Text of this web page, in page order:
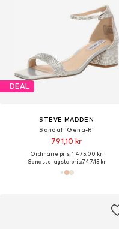
DEAL
STEVE MADDEN
Sandal 'Gena-R'
791,10 kr
Ordinarie pris: 1 475,00 kr
Senaste lägsta pris:747,15 kr